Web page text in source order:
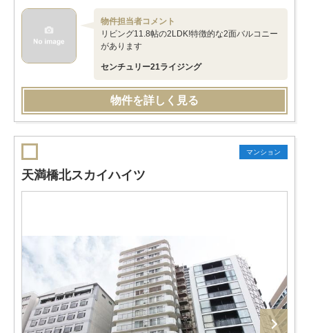
物件担当者コメント
リビング11.8帖の2LDK!特徴的な2面バルコニー
があります
センチュリー21ライジング
物件を詳しく見る
マンション
天満橋北スカイハイツ